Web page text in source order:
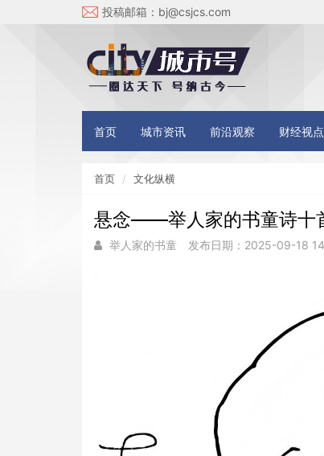
投稿邮箱： bj@csjcs.com
首页 城市资讯 前沿观察 财经视点
首页 文化纵横
悬念——举人家的书童诗十
举人家的书童 发布日期：2025-09-18